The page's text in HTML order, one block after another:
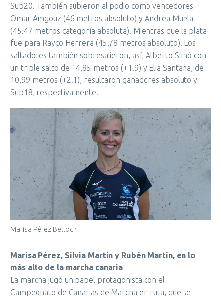
Sub20. También subieron al podio como vencedores
Omar Amgouz (46 metros absoluto) y Andrea Muela
(45.47 metros categoría absoluta). Mientras que la plata
fue para Rayco Herrera (45,78 metros absoluto). Los
saltadores también sobresalieron, así, Alberto Simó con
un triple salto de 14,85 metros (+1.9) y Elia Santana, de
10,99 metros (+2.1), resultaron ganadores absoluto y
Sub18, respectivamente.
Marisa Pérez Belloch
Marisa Pérez, Silvia Martín y Rubén Martín, en lo
más alto de la marcha canaria
La marcha jugó un papel protagonista con el
Campeonato de Canarias de Marcha en ruta, que se